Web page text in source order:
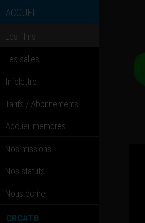
ACCUEIL
Les films
Les salles
Infolettre
Tarifs / Abonnements
Accueil membres
Nos missions
Nos statuts
Nous écrire
CRCATB